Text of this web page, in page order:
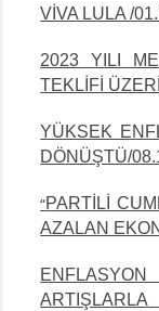
VİVA LULA /
2023 YILI
TEKLİFİ
YÜKSEK
DÖNÜŞTÜ/
“PARTİLİ
AZALAN